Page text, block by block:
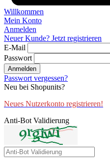
Willkommen
Mein Konto
Anmelden
Neuer Kunde? Jetzt registrieren
E-Mail
Passwort
Anmelden
Passwort vergessen?
Neu bei Shopunits?
Neues Nutzerkonto registrieren!
Anti-Bot Validierung